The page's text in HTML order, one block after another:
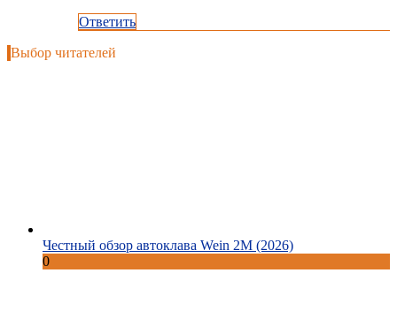
Ответить
Выбор читателей
Честный обзор автоклава Wein 2M (2026)
0